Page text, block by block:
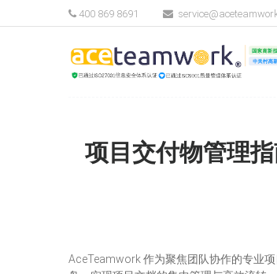
400 869 8691
项目交付物管理
AceTeamwork 作为聚焦团队协作的专业